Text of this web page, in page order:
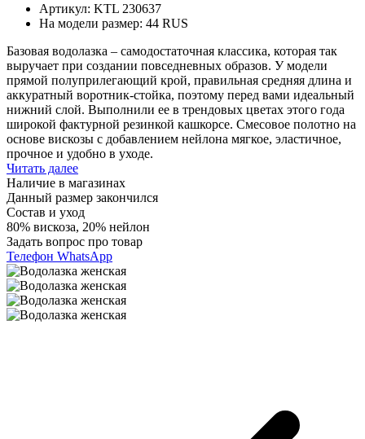
Артикул: KTL 230637
На модели размер: 44 RUS
Базовая водолазка – самодостаточная классика, которая так
выручает при создании повседневных образов. У модели
прямой полуприлегающий крой, правильная средняя длина и
аккуратный воротник-стойка, поэтому перед вами идеальный
нижний слой. Выполнили ее в трендовых цветах этого года
широкой фактурной резинкой кашкорсе. Смесовое полотно на
основе вискозы с добавлением нейлона мягкое, эластичное,
прочное и удобно в уходе.
Читать далее
Наличие в магазинах
Данный размер закончился
Состав и уход
80% вискоза, 20% нейлон
Задать вопрос про товар
Телефон WhatsApp